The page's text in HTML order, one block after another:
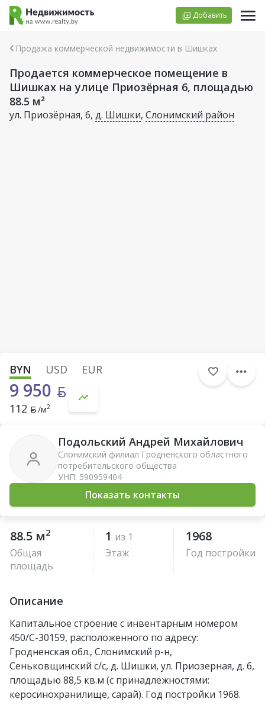
Добавить
Продажа коммерческой недвижимости в Шишках
Продается коммерческое помещение в
Шишках на улице Приозёрная 6, площадью
88.5 м²
ул. Приозёрная, 6, д. Шишки, Слонимский район
88.5 м2
Общая
площадь
1 из 1
Этаж
1968
Год постройки
Описание
Капитальное строение с инвентарным номером
450/С-30159, расположенного по адресу:
Гродненская обл., Слонимский р-н,
Сеньковщинский с/с, д. Шишки, ул. Приозерная, д. 6,
площадью 88,5 кв.м (с принадлежностями:
керосинохранилище, сарай). Год постройки 1968.
BYN USD EUR
9 950
112 /м2
Подольский Андрей Михайлович
Слонимский филиал Гродненского областного
потребительского общества
УНП: 590959404
Показать контакты